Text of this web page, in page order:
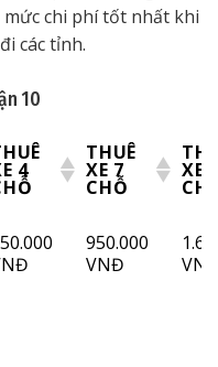
chi phí tốt nhất khi
các tỉnh.
10
4
THUÊ
XE 7
CHỖ
XE
4
THUÊ
XE 7
CHỖ
XE
950.000
VNĐ